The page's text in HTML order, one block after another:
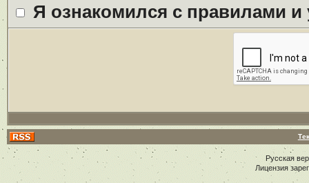
Я ознакомился с правилами
Русская
Лицензия